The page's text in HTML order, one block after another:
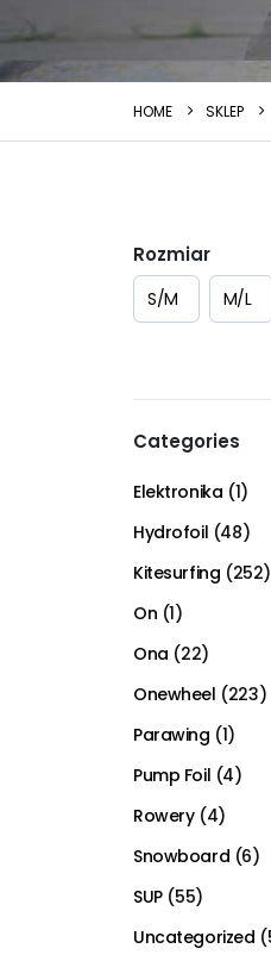
HOME SKLEP
Rozmiar
S/M M/L
Categories
Elektronika (1)
Hydrofoil (48)
Kitesurfing (252)
On (1)
Ona (22)
Onewheel (223)
Parawing (1)
Pump Foil (4)
Rowery (4)
Snowboard (6)
SUP (55)
Uncategorized